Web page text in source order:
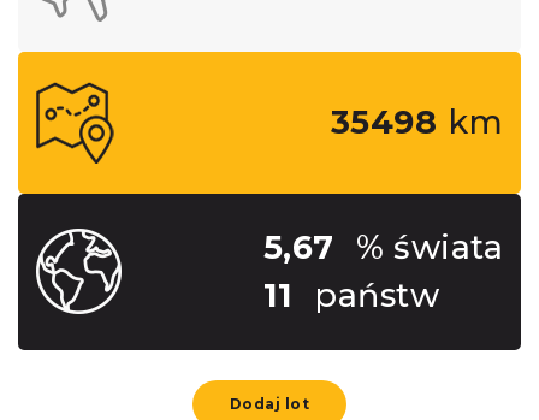
35498 km
5,67
% świata
11
państw
Dodaj lot